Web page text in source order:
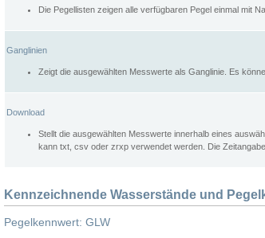
Die Pegellisten zeigen alle verfügbaren Pegel einmal mit
Ganglinien
Zeigt die ausgewählten Messwerte als Ganglinie. Es
Download
Stellt die ausgewählten Messwerte innerhalb eines
kann txt, csv oder zrxp verwendet werden. Die
Kennzeichnende Wasserstände und
Pegelkennwert: GLW